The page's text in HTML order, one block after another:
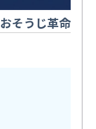
おそうじ革命